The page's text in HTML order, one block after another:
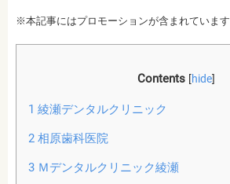
※本記事にはプロモーションが含まれています
Contents [hide]
1 綾瀬デンタルクリニック
2相原歯科医院
3Ｍデンタルクリニック綾瀬